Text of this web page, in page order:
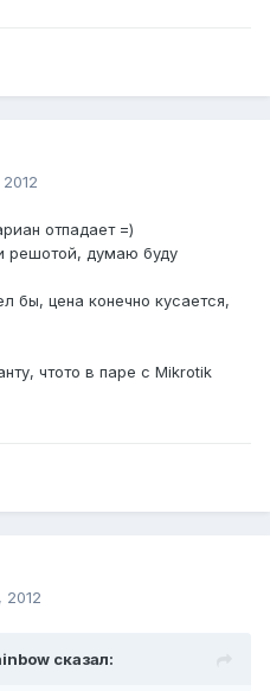
отпадает =)
решотой, думаю буду
бы, цена конечно кусается,
чтото в паре с Mikrotik
2012
сказал: